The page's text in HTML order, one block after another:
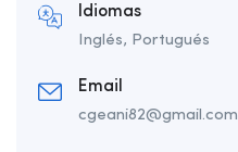
Idiomas
Inglés, Portugués
Email
cgeani82@gmail.com